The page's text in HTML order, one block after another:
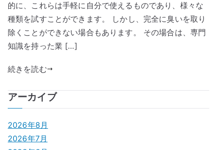
的に、これらは手軽に自分で使えるものであり、様々な
種類を試すことができます。 しかし、完全に臭いを取り
除くことができない場合もあります。 その場合は、専門
知識を持った業 […]
続きを読む
アーカイブ
2026年8月
2026年7月